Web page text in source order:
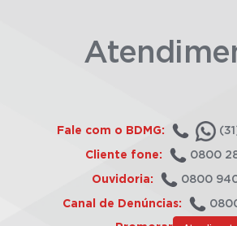
Fale com o BDMG:
Cliente fone: 0800
Ouvidoria: 0800
Canal de Denúncias: